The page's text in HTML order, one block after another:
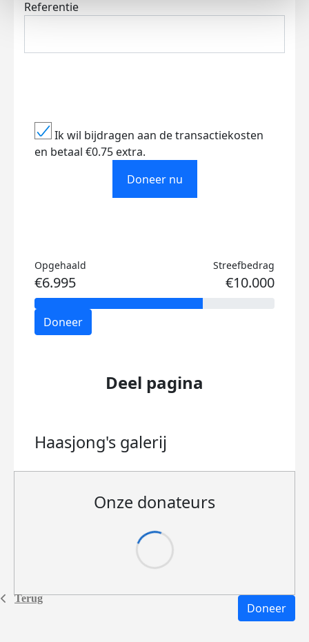
Terug
Referentie
Ik wil bijdragen aan de transactiekosten
en betaal €0.75 extra.
Doneer nu
Opgehaald
€6.995
Streefbedrag
€10.000
Doneer
Deel pagina
Haasjong's galerij
Onze donateurs
Doneer